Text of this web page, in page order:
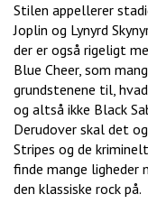
Stilen appellerer
Joplin og Lynyrd
der er også rigeligt
Blue Cheer, som
grundstenene til,
og altså ikke Black
Derudover skal det
Stripes og de
finde mange ligheder
den klassiske rock på.